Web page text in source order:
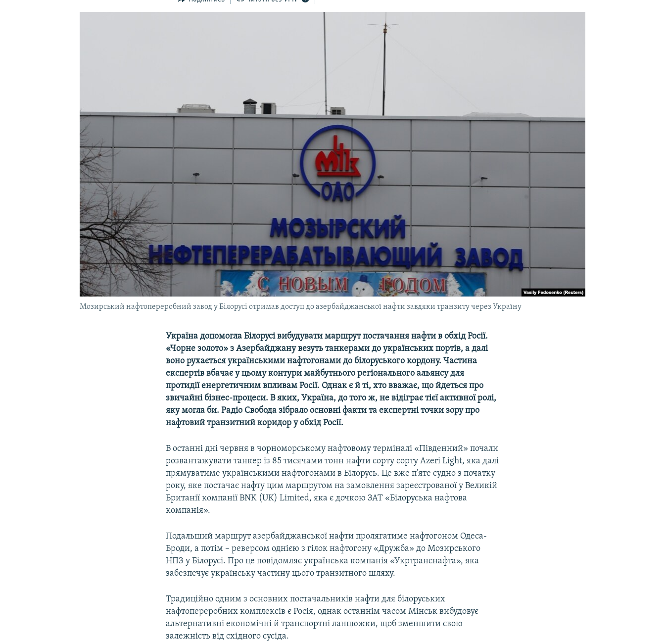
Мозирський нафтопереробний завод у Білорусі отримав доступ до азербайджанської нафти завдяки транзиту через Україну
Україна допомогла Білорусі вибудувати маршрут постачання нафти в обхід Росії.
«Чорне золото» з Азербайджану везуть танкерами до українських портів, а далі
воно рухається українськими нафтогонами до білоруського кордону. Частина
експертів вбачає у цьому контури майбутнього регіонального альянсу для
протидії енергетичним впливам Росії. Однак є й ті, хто вважає, що йдеться про
звичайні бізнес-процеси. В яких, Україна, до того ж, не відіграє тієї активної ролі,
яку могла би. Радіо Свобода зібрало основні факти та експертні точки зору про
нафтовий транзитний коридор у обхід Росії.
В останні дні червня в чорноморському нафтовому терміналі «Південний» почали
розвантажувати танкер із 85 тисячами тонн нафти сорту сорту Azeri Light, яка далі
прямуватиме українськими нафтогонами в Білорусь. Це вже п'яте судно з початку
року, яке постачає нафту цим маршрутом на замовлення зареєстрованої у Великій
Британії компанії BNK (UK) Limited, яка є дочкою ЗАТ «Білоруська нафтова
компанія».
Подальший маршрут азербайджанської нафти пролягатиме нафтогоном Одеса-
Броди, а потім – реверсом однією з гілок нафтогону «Дружба» до Мозирського
НПЗ у Білорусі. Про це повідомляє українська компанія «Укртранснафта», яка
забезпечує українську частину цього транзитного шляху.
Традиційно одним з основних постачальників нафти для білоруських
нафтопереробних комплексів є Росія, однак останнім часом Мінськ вибудовує
альтернативні економічні й транспортні ланцюжки, щоб зменшити свою
залежність від східного сусіда.